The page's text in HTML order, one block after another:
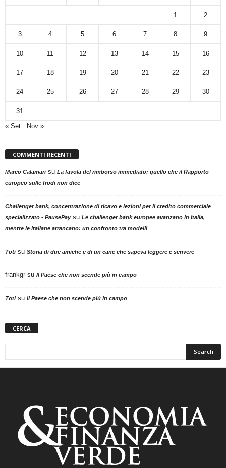
1 2
3 4 5 6 7 8 9
10 11 12 13 14 15 16
17 18 19 20 21 22 23
24 25 26 27 28 29 30
31
« Set
Nov »
COMMENTI RECENTI
Marco Calamarisu La favola del rimborso immediato: quello che il Rapporto
europeo sulle frodi non dice
Challenger bank, concentrazione di ricavo e lezioni per il credito commerciale
specializzato - PausePaysu Le challenger bank europee avanzano in Italia,
mentre le italiane arrancano: un confronto tra modelli
Totisu Storia di due amiche e di un cane che sapeva leggere e scrivere
frankgr su Il Paese che non scende più in campo
Totisu Il Paese che non scende più in campo
CERCA